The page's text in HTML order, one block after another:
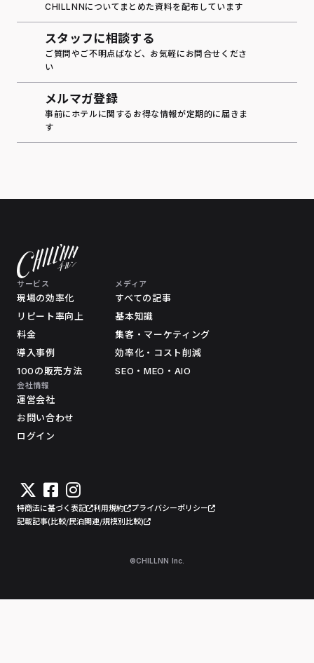
CHILLNNについてまとめた資料を配布しています
スタッフに相談する
ご質問やご不明点ばなど、お気軽にお問合せくださ
い
メルマガ登録
事前にホテルに関するお得な情報が定期的に届きま
す
サービス
現場の効率化
リピート率向上
料金
導入事例
100の販売方法
メディア
すべての記事
基本知識
集客・マーケティング
効率化・コスト削減
SEO・MEO・AIO
会社情報
運営会社
お問い合わせ
ログイン
特商法に基づく表記 利用規約
プライバシーポリシー
記載記事(比較/民泊関連/規模別比較)
©CHILLNN Inc.